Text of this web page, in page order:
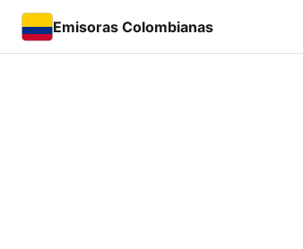
Emisoras Colombianas